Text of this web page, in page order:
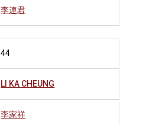
李連君
44
LI KA CHEUNG
李家祥